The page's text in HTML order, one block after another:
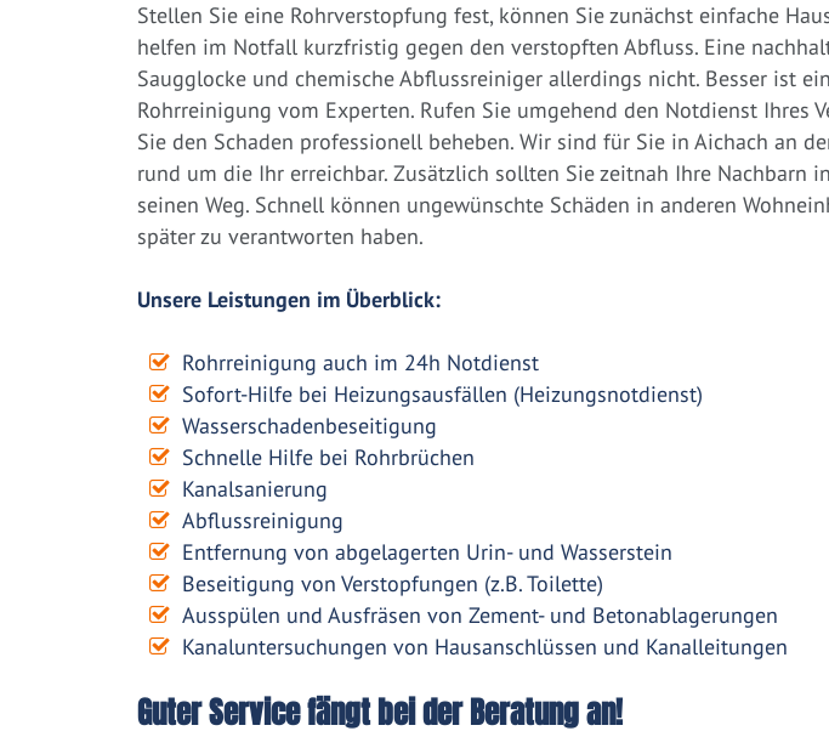
Stellen Sie eine Rohrverstopfung fest, können Sie zunächst einfache
helfen im Notfall kurzfristig gegen den verstopften Abfluss. Eine
Saugglocke und chemische Abflussreiniger allerdings nicht. Besser ist
Rohrreinigung vom Experten. Rufen Sie umgehend den Notdienst Ihres
Sie den Schaden professionell beheben. Wir sind für Sie in Aichach an
rund um die Ihr erreichbar. Zusätzlich sollten Sie zeitnah Ihre Nachbarn
seinen Weg. Schnell können ungewünschte Schäden in anderen
später zu verantworten haben.
Unsere Leistungen im Überblick:
Rohrreinigung auch im 24h Notdienst
Sofort-Hilfe bei Heizungsausfällen (Heizungsnotdienst)
Wasserschadenbeseitigung
Schnelle Hilfe bei Rohrbrüchen
Kanalsanierung
Abflussreinigung
Entfernung von abgelagerten Urin- und Wasserstein
Beseitigung von Verstopfungen (z.B. Toilette)
Ausspülen und Ausfräsen von Zement- und Betonablagerungen
Kanaluntersuchungen von Hausanschlüssen und Kanalleitungen
Guter Service fängt bei der Beratung an!